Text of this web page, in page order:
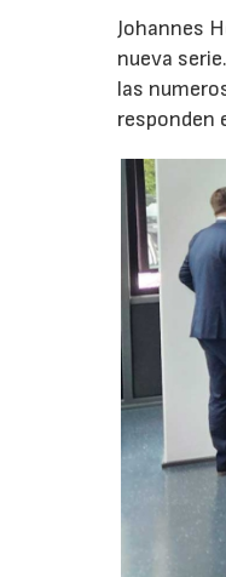
Johannes
nueva
las
responden